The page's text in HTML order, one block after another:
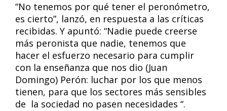
“No tenemos por qué tener el peronómetro,
es cierto”, lanzó, en respuesta a las críticas
recibidas. Y apuntó: “Nadie puede creerse
más peronista que nadie, tenemos que
hacer el esfuerzo necesario para cumplir
con la enseñanza que nos dio (Juan
Domingo) Perón: luchar por los que menos
tienen, para que los sectores más sensibles
de la sociedad no pasen necesidades “.